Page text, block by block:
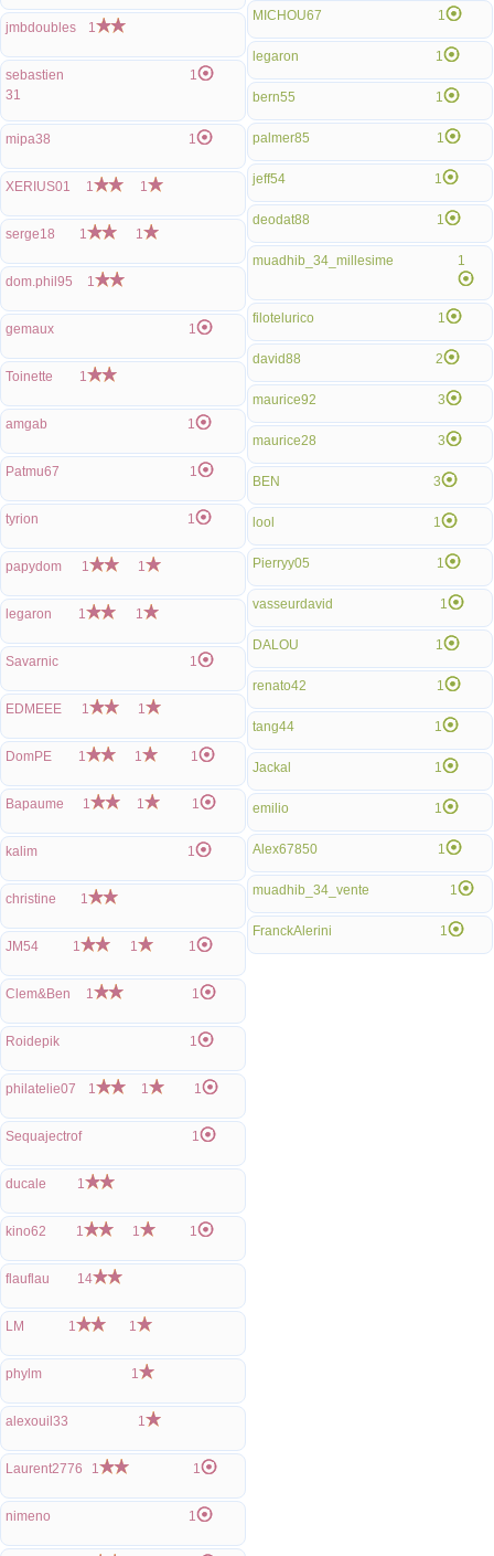
jmbdoubles 1
sebastien
31
1
mipa38 1
XERIUS01 1 1
serge18 1 1
dom.phil95 1
gemaux 1
Toinette 1
amgab 1
Patmu67 1
tyrion 1
papydom 1 1
legaron 1 1
Savarnic 1
EDMEEE 1 1
DomPE 1 1 1
Bapaume 1 1 1
kalim 1
christine 1
JM54 1 1 1
Clem&Ben 1 1
Roidepik 1
philatelie07 1 1 1
Sequajectrof 1
ducale 1
kino62 1 1 1
flauflau 14
LM 1 1
phylm 1
alexouil33 1
Laurent2776 1 1
nimeno 1
MICHOU67 1
legaron 1
bern55 1
palmer85 1
jeff54 1
deodat88 1
muadhib_34_millesime 1
filotelurico 1
david88 2
maurice92 3
maurice28 3
BEN 3
lool 1
Pierryy05 1
vasseurdavid 1
DALOU 1
renato42 1
tang44 1
Jackal 1
emilio 1
Alex67850 1
muadhib_34_vente 1
FranckAlerini 1